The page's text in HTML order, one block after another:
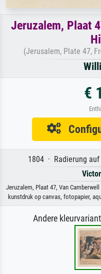
Jeruzalem, Plaat
(Jerusalem, Plate 47,
€
1804 · Radierung
Jeruzalem, Plaat 47, Van
kunstdruk op canvas, fotopapier,
Andere